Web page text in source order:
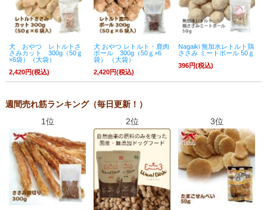
犬 おやつ レトルトさ
さみカット 300g（50ｇ
×6袋）（大袋）
2,420円(税込)
犬 おやつ レトルト・鹿肉
ボール 300g（50ｇ×6
袋） （大袋）
2,420円(税込)
Nagaiki 無加水レトルト鶏
ささみ ミートボール 50ｇ
396円(税込)
週間売れ筋ランキング（毎日更新！）
1位
2位 3位